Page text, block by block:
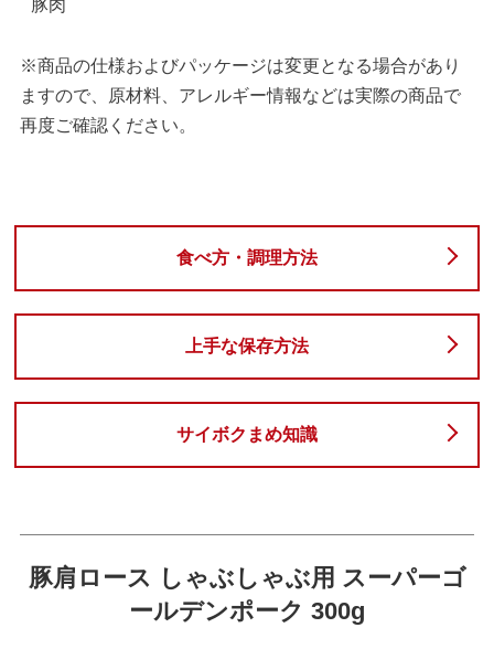
豚肉
※商品の仕様およびパッケージは変更となる場合があり
ますので、原材料、アレルギー情報などは実際の商品で
再度ご確認ください。
食べ方・調理方法
上手な保存方法
サイボクまめ知識
豚肩ロース しゃぶしゃぶ用 スーパーゴ
ールデンポーク 300g